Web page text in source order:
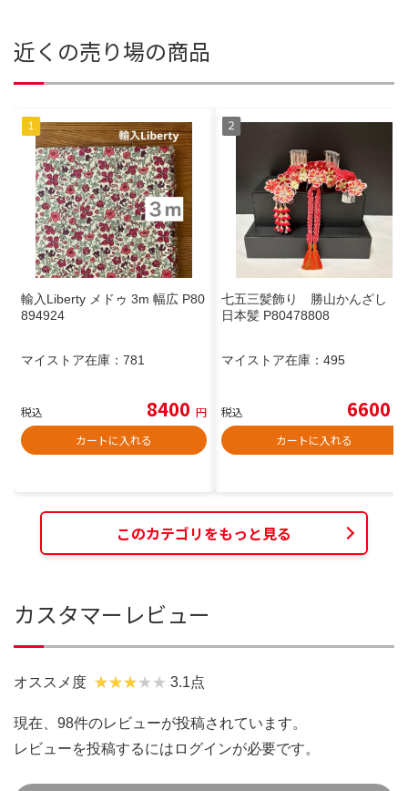
近くの売り場の商品
輸入Liberty メドゥ 3m 幅広 P80
894924
マイストア在庫： 781
税込 8400 円
カートに入れる
七五三髪飾り 勝山かんざし
日本髪 P80478808
マイストア在庫： 495
税込 6600
カートに入れる
このカテゴリをもっと見る
カスタマーレビュー
オススメ度 3.1点
現在、98件のレビューが投稿されています。
レビューを投稿するには ログインが必要です。